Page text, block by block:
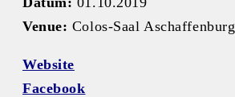
Venue: Colos-Saal Aschaffenburg
Website
Facebook